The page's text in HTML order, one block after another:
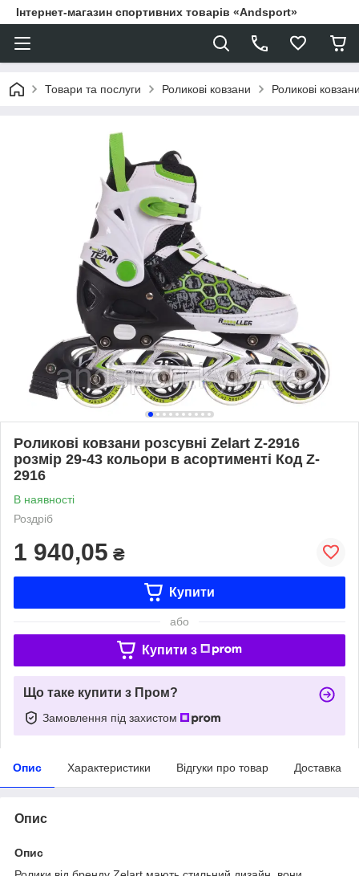
Інтернет-магазин спортивних товарів «Andsport»
Товари та послуги Роликові ковзани Роликові
Роликові ковзани розсувні Zelart Z-2916
розмір 29-43 кольори в асортименті Код Z-
2916
В наявності
Роздріб
1 940,05 ₴
Купити
або
Купити з
Що таке купити з Пром?
Замовлення під захистом
Опис Характеристики Відгуки про товар Доставка
Опис
Опис